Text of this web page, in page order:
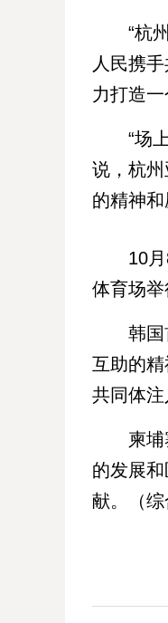
“杭州
人民携
力打造一
“场上
说，杭
的精神和
10月8
体育场举
韩国首
互助的
共同体注
柬埔寨
的发展
献。（